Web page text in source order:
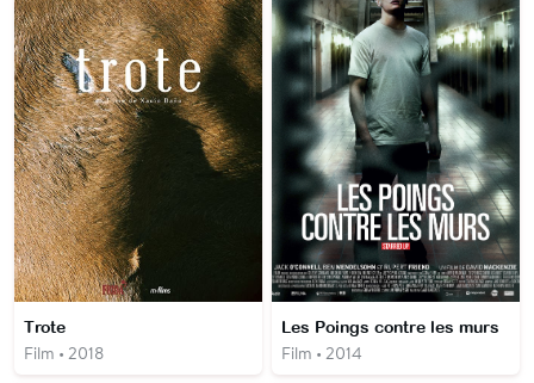
Trote
Film • 2018
Les Poings contre les murs
Film • 2014